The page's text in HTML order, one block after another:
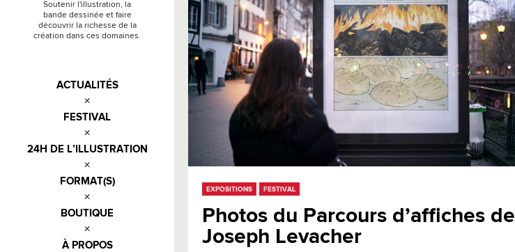
Soutenir l'illustration, la
bande dessinée et faire
découvrir la richesse de la
création dans ces domaines.
ACTUALITÉS
FESTIVAL
24H DE L’ILLUSTRATION
FORMAT(S)
BOUTIQUE
À PROPOS
EXPOSITIONS FESTIVAL
Photos du Parcours d’affiches de
Joseph Levacher